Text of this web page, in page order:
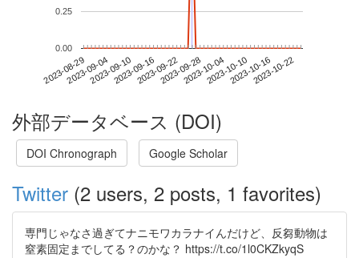
2023-08-292023-09-042023-09-102023-09-162023-09-222023-09-282023-10-042023-10-102023-10-162023-10-22
0.00
0.25
外部データベース (DOI)
DOI Chronograph Google Scholar
Twitter (2 users, 2 posts, 1 favorites)
専門じゃなさ過ぎてナニモワカラナイんだけど、反芻動物は
窒素固定までしてる？のかな？ https://t.co/1l0CKZkyqS